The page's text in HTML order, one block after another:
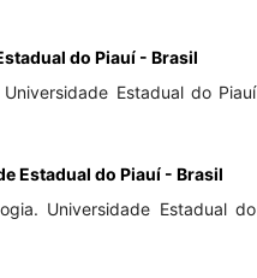
do Piauí - Brasil
Estadual do Piauí
Estadual do Piauí - Brasil
Universidade Estadual do